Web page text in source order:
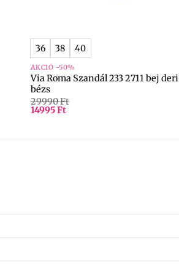
36 38 40
AKCIÓ -50%
Via Roma Szandál 233 2711 bej deri
bézs
29990Ft
14995Ft